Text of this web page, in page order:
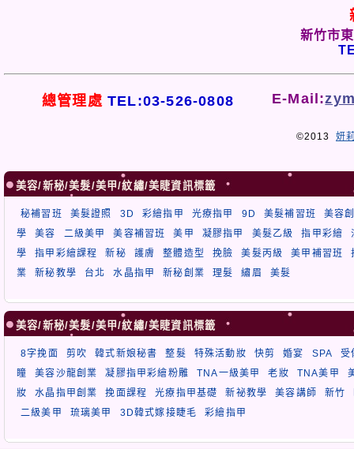
新竹市
總管理處 TEL:03-526-0808 E-Mail:
©2013 妍
美容/新秘/美髮/美甲/紋繡/美睫資訊標籤
秘補習班 美髮證照 3D 彩繪指甲 光療指甲 9D 美髮補習班
美容
學
美容 二級美甲 美容補習班 美甲 凝膠指甲 美髮乙級 指甲彩繪
學
指甲彩繪課程 新秘 護膚 整體造型 挽臉 美髮丙級 美甲補習班
業
新秘教學 台北 水晶指甲 新秘創業 理髮 繡眉 美髮
美容/新秘/美髮/美甲/紋繡/美睫資訊標籤
8字挽面 剪吹 韓式新娘秘書 整髮 特殊活動妝 快剪 婚宴 SPA
受
瞳
美容沙龍創業 凝膠指甲彩繪粉雕 TNA一級美甲 老妝 TNA美甲
妝
水晶指甲創業 挽面課程 光療指甲基礎 新祕教學 美容講師 新竹
二級美甲
琉璃美甲 3D韓式嫁接睫毛 彩繪指甲